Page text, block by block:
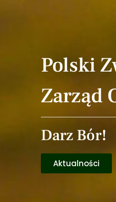
Polski
Zarząd
Darz Bór!
Aktualności